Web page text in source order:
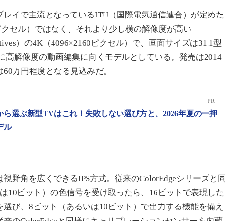
イで主流となっているITU（国際電気通信連合）が定めた
セル）ではなく、それより少し横の解像度が高い
）の4K（4096×2160ピクセル）で、画面サイズは31.1型
高解像度の動画編集に向くモデルとしている。発売は2014
万円程度となる見込みだ。
- PR -
ら選ぶ新型TVはこれ！失敗しない選び方と、2026年夏の一押
ル
野角を広くできるIPS方式。従来のColorEdgeシリーズと同
10ビット）の色信号を受け取ったら、16ビットで表現した
び、8ビット（あるいは10ビット）で出力する機能を備え